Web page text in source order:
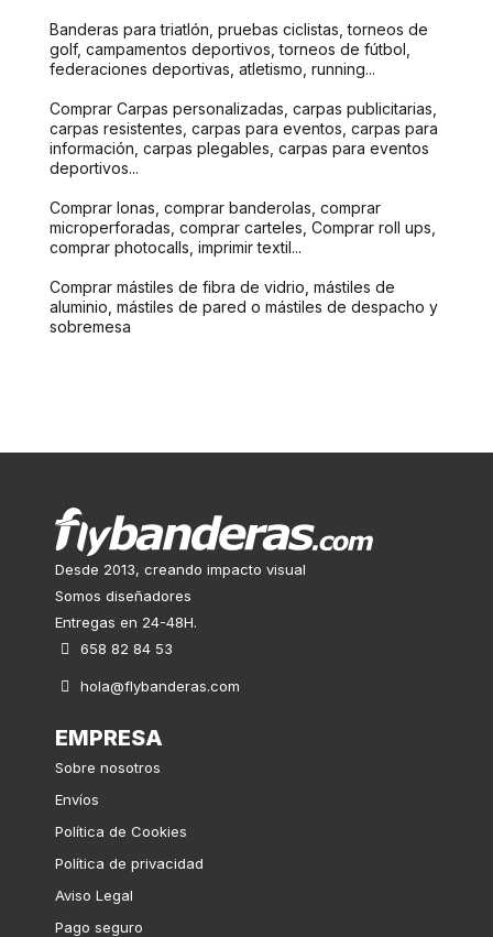
Banderas para triatlón, pruebas ciclistas, torneos de
golf, campamentos deportivos, torneos de fútbol,
federaciones deportivas, atletismo, running...
Comprar Carpas personalizadas, carpas publicitarias,
carpas resistentes, carpas para eventos, carpas para
información, carpas plegables, carpas para eventos
deportivos...
Comprar lonas, comprar banderolas, comprar
microperforadas, comprar carteles, Comprar roll ups,
comprar photocalls, imprimir textil...
Comprar mástiles de fibra de vidrio, mástiles de
aluminio, mástiles de pared o mástiles de despacho y
sobremesa
Desde 2013, creando impacto visual
Somos diseñadores
Entregas en 24-48H.
658 82 84 53
hola@flybanderas.com
EMPRESA
Sobre nosotros
Envíos
Política de Cookies
Política de privacidad
Aviso Legal
Pago seguro